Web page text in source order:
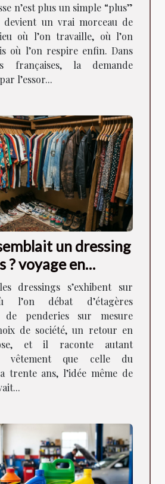
n’est plus un simple “plus”
devient un vrai morceau de
où l’on travaille, où l’on
où l’on respire enfin. Dans
françaises, la demande
l’essor...
un dressing
? voyage en
dressings s’exhibent sur
l’on débat d’étagères
de penderies sur mesure
de société, un retour en
et il raconte autant
vêtement que celle du
trente ans, l’idée même de